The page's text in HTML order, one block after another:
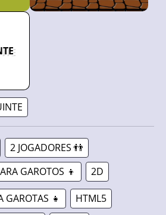
2 JOGADORES 👬
GAROTOS 👦 2D
GAROTAS 👧
HTML5